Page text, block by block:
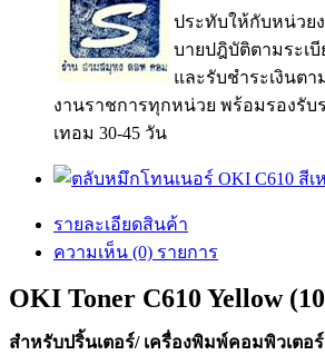
ประทับให้กับหน่วย
บายปฎิบัติตามระเ
และรับชำระเงินต
งานราชการทุกหน่วย พร้อมรองรับ
เทอม 30-45 วัน
รายละเอียดสินค้า
ความเห็น (0) รายการ
OKI Toner C610 Yellow
สำหรับปริ้นเตอร์/ เครื่องพิมพ์คอมพิวเตอ